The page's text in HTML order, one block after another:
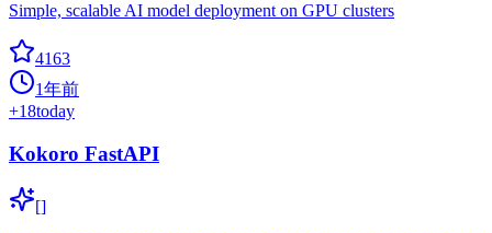
Simple, scalable AI model deployment on GPU clusters
4163
1年前
+18today
Kokoro FastAPI
[]